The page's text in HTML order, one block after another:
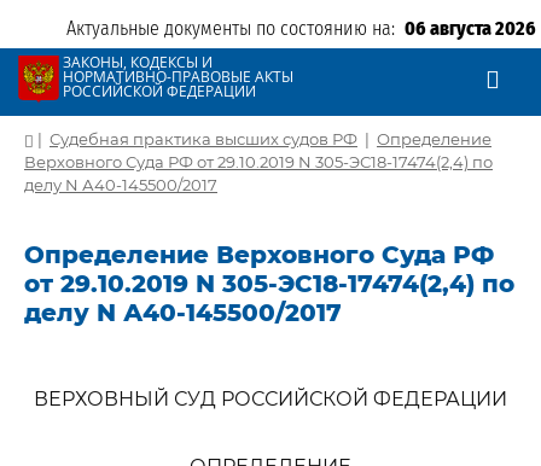
Актуальные документы по состоянию на: 06 августа 2026
ЗАКОНЫ, КОДЕКСЫ И
НОРМАТИВНО-ПРАВОВЫЕ АКТЫ
РОССИЙСКОЙ ФЕДЕРАЦИИ
| Судебная практика высших судов РФ | Определение
Верховного Суда РФ от 29.10.2019 N 305-ЭС18-17474(2,4) по
делу N А40-145500/2017
Определение Верховного Суда РФ
от 29.10.2019 N 305-ЭС18-17474(2,4) по
делу N А40-145500/2017
ВЕРХОВНЫЙ СУД РОССИЙСКОЙ ФЕДЕРАЦИИ